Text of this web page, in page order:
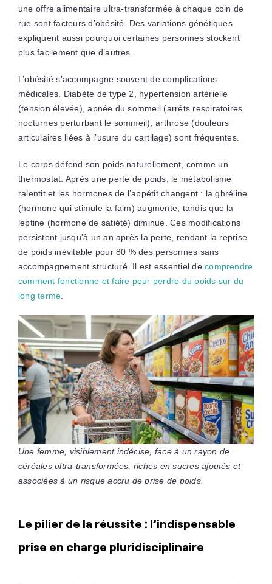
une offre alimentaire ultra-transformée à chaque coin de
rue sont facteurs d’obésité. Des variations génétiques
expliquent aussi pourquoi certaines personnes stockent
plus facilement que d’autres.
L’obésité s’accompagne souvent de complications
médicales. Diabète de type 2, hypertension artérielle
(tension élevée), apnée du sommeil (arrêts respiratoires
nocturnes perturbant le sommeil), arthrose (douleurs
articulaires liées à l’usure du cartilage) sont fréquentes.
Le corps défend son poids naturellement, comme un
thermostat. Après une perte de poids, le métabolisme
ralentit et les hormones de l’appétit changent : la ghréline
(hormone qui stimule la faim) augmente, tandis que la
leptine (hormone de satiété) diminue. Ces modifications
persistent jusqu’à un an après la perte, rendant la reprise
de poids inévitable pour 80 % des personnes sans
accompagnement structuré. Il est essentiel decomprendre
comment fonctionne et faire pour perdre du poids sur du
long terme.
Une femme, visiblement indécise, face à un rayon de
céréales ultra-transformées, riches en sucres ajoutés et
associées à un risque accru de prise de poids.
Le pilier de la réussite : l’indispensable
prise en charge pluridisciplinaire